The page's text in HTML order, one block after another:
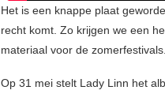
Het is een knappe plaat
recht komt. Zo krijgen we een
materiaal voor de zomerfestivals.
Op 31 mei stelt Lady Linn het